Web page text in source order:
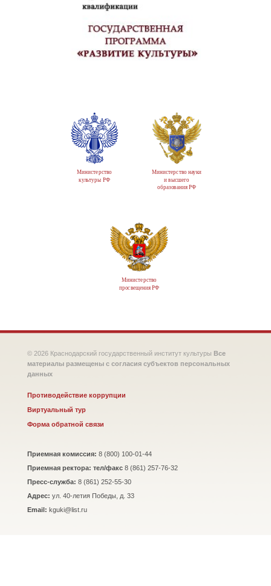
Министерство
культуры РФ
Министерство науки
и высшего
образования РФ
Министерство
просвещения РФ
© 2026 Краснодарский государственный институт культуры Все
материалы размещены с согласия субъектов персональных
данных
Противодействие коррупции
Виртуальный тур
Форма обратной связи
Приемная комиссия: 8 (800) 100-01-44
Приемная ректора: тел/факс 8 (861) 257-76-32
Пресс-служба: 8 (861) 252-55-30
Адрес: ул. 40-летия Победы, д. 33
Email: kguki@list.ru